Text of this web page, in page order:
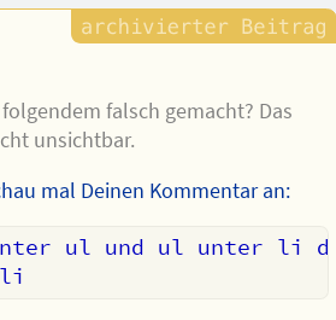
falsch gemacht? Das
unsichtbar.
mal Deinen Kommentar an:
ul und ul unter li